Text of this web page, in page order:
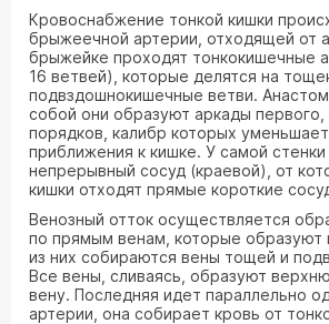
Кровоснабжение тонкой кишки
брыжеечной артерии, отходящей от
брыжейке проходят тонкокишечные
16 ветвей), которые делятся на
подвздошнокишечные ветви.
собой они образуют аркады
порядков, калибр которых
приближения к кишке. У самой
непрерывный сосуд (краевой), от
кишки отходят прямые короткие
Венозный отток осуществляется
по прямым венам, которые образуют
из них собираются вены тощей и
Все вены, сливаясь, образуют
вену. Последняя идет параллельно
артерии, она собирает кровь от